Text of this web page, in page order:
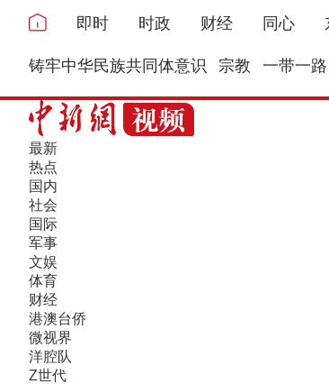
即时 时政 财经 同心
铸牢中华民族共同体意识 宗教 一带一路
最新
热点
国内
社会
国际
军事
文娱
体育
财经
港澳台侨
微视界
洋腔队
Z世代